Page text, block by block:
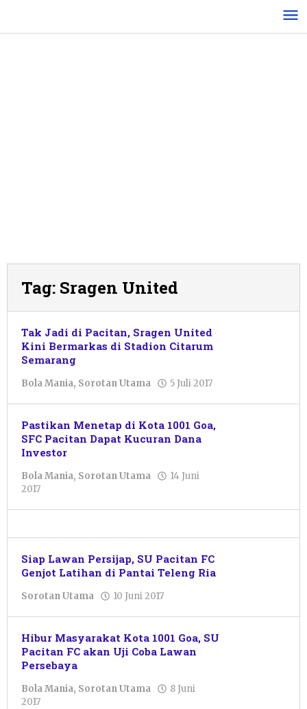
konten
Tag: Sragen United
Tak Jadi di Pacitan, Sragen United
Kini Bermarkas di Stadion Citarum
Semarang
Bola Mania, Sorotan Utama 5 Juli 2017
Pastikan Menetap di Kota 1001 Goa,
SFC Pacitan Dapat Kucuran Dana
Investor
Bola Mania, Sorotan Utama
14 Juni
2017
Siap Lawan Persijap, SU Pacitan FC
Genjot Latihan di Pantai Teleng Ria
Sorotan Utama 10 Juni 2017
Hibur Masyarakat Kota 1001 Goa, SU
Pacitan FC akan Uji Coba Lawan
Persebaya
Bola Mania, Sorotan Utama
8 Juni
2017